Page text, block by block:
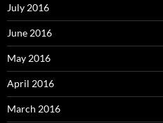
July 2016
June 2016
May 2016
April 2016
March 2016